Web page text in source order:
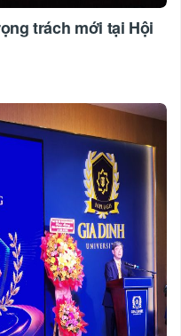
trách mới tại Hội